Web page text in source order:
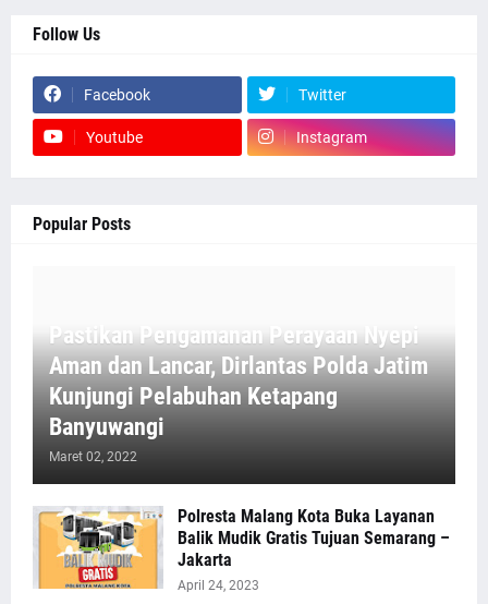
Follow Us
Facebook Twitter
Youtube Instagram
Popular Posts
Pastikan Pengamanan Perayaan Nyepi
Aman dan Lancar, Dirlantas Polda Jatim
Kunjungi Pelabuhan Ketapang
Banyuwangi
Maret 02, 2022
Polresta Malang Kota Buka Layanan
Balik Mudik Gratis Tujuan Semarang –
Jakarta
April 24, 2023